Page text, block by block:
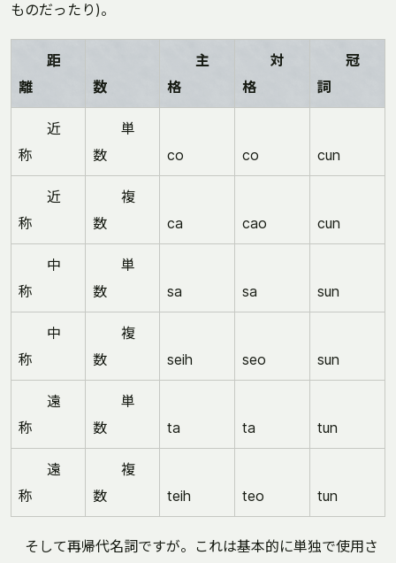
ものだったり)。
距
離
数
主
格
対
格
冠
詞
近
称
単
数
co co cun
近
称
複
数
ca cao cun
中
称
単
数
sa sa sun
中
称
複
数
seih seo sun
遠
称
単
数
ta ta tun
遠
称
複
数
teih teo tun
そして再帰代名詞ですが。これは基本的に単独で使用さ